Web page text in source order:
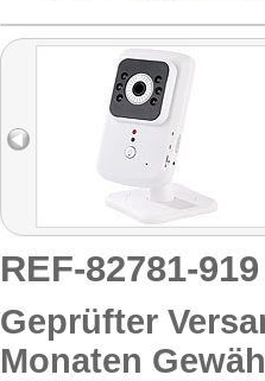
REF-82781-
Geprüfter
Monaten